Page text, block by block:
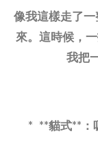
像我這樣走了
來。這時候，
我把
* **貓式**：